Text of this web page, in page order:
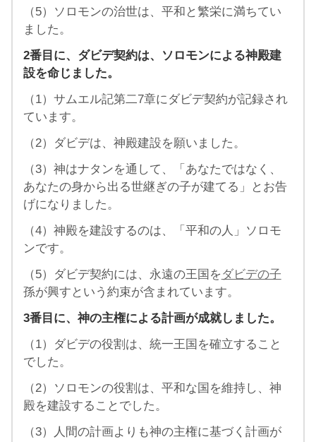
（5）ソロモンの治世は、平和と繁栄に満ちてい
ました。
2番目に、ダビデ契約は、ソロモンによる神殿建
設を命じました。
（1）サムエル記第二7章にダビデ契約が記録され
ています。
（2）ダビデは、神殿建設を願いました。
（3）神はナタンを通して、「あなたではなく、
あなたの身から出る世継ぎの子が建てる」とお告
げになりました。
（4）神殿を建設するのは、「平和の人」ソロモ
ンです。
（5）ダビデ契約には、永遠の王国をダビデの子
孫が興すという約束が含まれています。
3番目に、神の主権による計画が成就しました。
（1）ダビデの役割は、統一王国を確立すること
でした。
（2）ソロモンの役割は、平和な国を維持し、神
殿を建設することでした。
（3）人間の計画よりも神の主権に基づく計画が